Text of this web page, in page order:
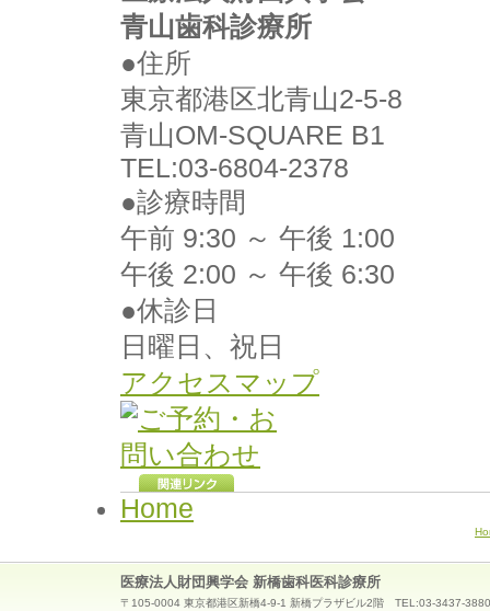
青山歯科診療所
●住所
東京都港区北青山2-5-8
青山OM-SQUARE B1
TEL:03-6804-2378
●診療時間
午前 9:30 ～ 午後 1:00
午後 2:00 ～ 午後 6:30
●休診日
日曜日、祝日
アクセスマップ
Home
医療法人財団興学会 新橋歯科医科診療所
〒105-0004 東京都港区新橋4-9-1 新橋プラザビル2階 TEL:03-3437-3880